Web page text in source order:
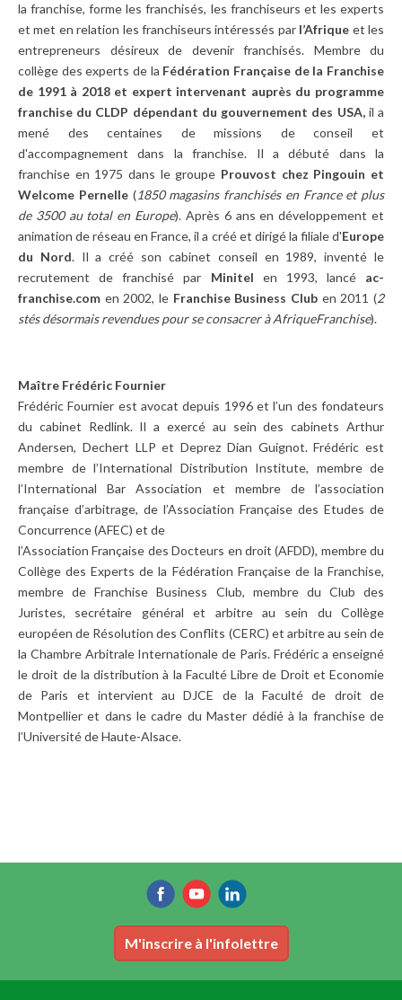
la franchise, forme les franchisés, les franchiseurs et les experts
et met en relation les franchiseurs intéressés par l’Afrique et les
entrepreneurs désireux de devenir franchisés. Membre du
collège des experts de la Fédération Française de la Franchise
de 1991 à 2018 et expert intervenant auprès du programme
franchise du CLDP dépendant du gouvernement des USA,il a
mené des centaines de missions de conseil et
d'accompagnement dans la franchise. Il a débuté dans la
franchise en 1975 dans le groupe Prouvost chez Pingouin et
Welcome Pernelle(1850 magasins franchisés en France et plus
de 3500 au total en Europe). Après 6 ans en développement et
animation de réseau en France, il a créé et dirigé la filiale d'Europe
du Nord. Il a créé son cabinet conseil en 1989, inventé le
recrutement de franchisé par Minitel en 1993, lancé ac-
franchise.com en 2002, le Franchise Business Club en 2011 (2
stés désormais revendues pour se consacrer à AfriqueFranchise).
Maître Frédéric Fournier
Frédéric Fournier est avocat depuis 1996 et l’un des fondateurs
du cabinet Redlink. Il a exercé au sein des cabinets Arthur
Andersen, Dechert LLP et Deprez Dian Guignot. Frédéric est
membre de l’International Distribution Institute, membre de
l’International Bar Association et membre de l’association
française d’arbitrage, de l’Association Française des Etudes de
Concurrence (AFEC) et de
l’Association Française des Docteurs en droit (AFDD), membre du
Collège des Experts de la Fédération Française de la Franchise,
membre de Franchise Business Club, membre du Club des
Juristes, secrétaire général et arbitre au sein du Collège
européen de Résolution des Conflits (CERC) et arbitre au sein de
la Chambre Arbitrale Internationale de Paris. Frédéric a enseigné
le droit de la distribution à la Faculté Libre de Droit et Economie
de Paris et intervient au DJCE de la Faculté de droit de
Montpellier et dans le cadre du Master dédié à la franchise de
l’Université de Haute-Alsace.
M'inscrire à l'infolettre